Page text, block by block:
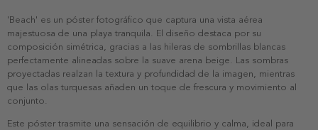
'Beach' es un póster fotográfico que captura una vista aérea
majestuosa de una playa tranquila. El diseño destaca por su
composición simétrica, gracias a las hileras de sombrillas blancas
perfectamente alineadas sobre la suave arena beige. Las sombras
proyectadas realzan la textura y profundidad de la imagen, mientras
que las olas turquesas añaden un toque de frescura y movimiento al
conjunto.
Este póster trasmite una sensación de equilibrio y calma, ideal para